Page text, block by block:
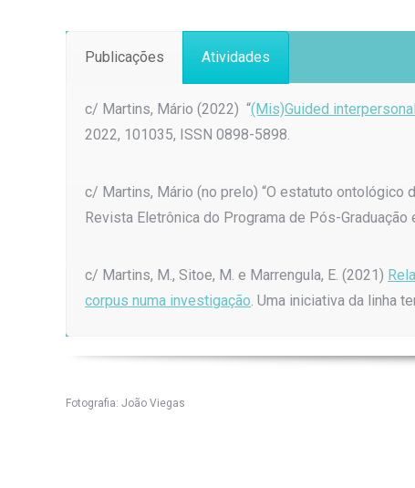
Publicações Atividades
c/ Martins, Mário (2022) “(Mis)Guided
2022, 101035, ISSN 0898-5898.
c/ Martins, Mário (no prelo) “O estatuto ontológico
Revista Eletrônica do Programa de Pós-
c/ Martins, M., Sitoe, M. e Marrengula, E. (2021)
corpus numa investigação. Uma iniciativa da linha
Fotografia: João Viegas